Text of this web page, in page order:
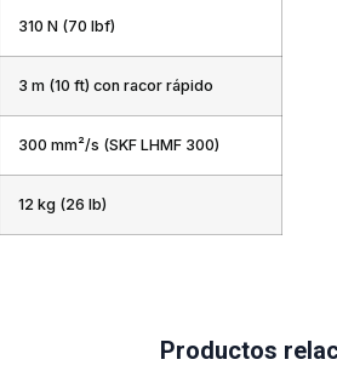
310 N (70 lbf)
3 m (10 ft) con racor rápido
300 mm²/s (SKF LHMF 300)
12 kg (26 lb)
Productos